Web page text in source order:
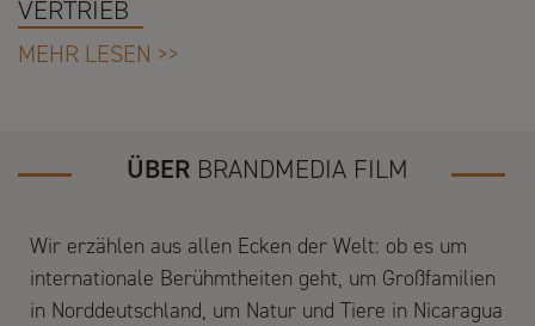
VERTRIEB
MEHR LESEN >>
ÜBERBRANDMEDIA FILM
Wir erzählen aus allen Ecken der Welt: ob es um
internationale Berühmtheiten geht, um Großfamilien
in Norddeutschland, um Natur und Tiere in Nicaragua